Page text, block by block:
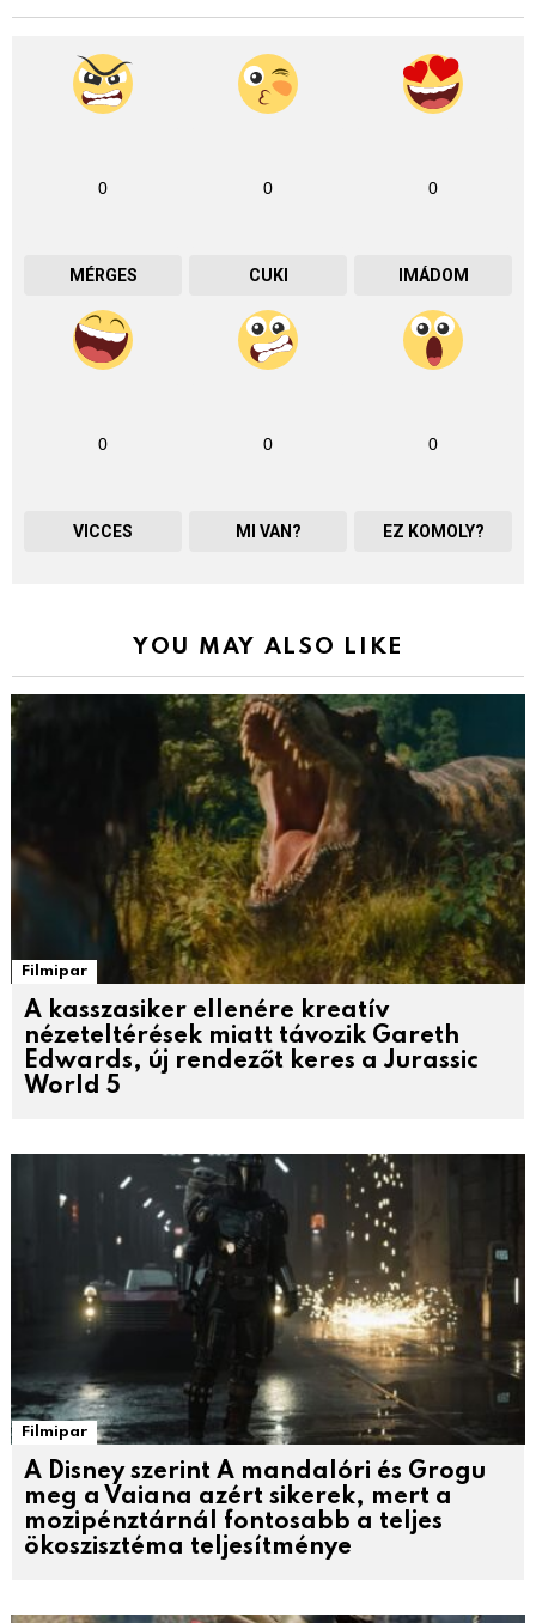
0
MÉRGES
0
CUKI
0
IMÁDOM
0
VICCES
0
MI VAN?
0
EZ KOMOLY?
YOU MAY ALSO LIKE
Filmipar
A kasszasiker ellenére kreatív
nézeteltérések miatt távozik Gareth
Edwards, új rendezőt keres a Jurassic
World 5
Filmipar
A Disney szerint A mandalóri és Grogu
meg a Vaiana azért sikerek, mert a
mozipénztárnál fontosabb a teljes
ökoszisztéma teljesítménye